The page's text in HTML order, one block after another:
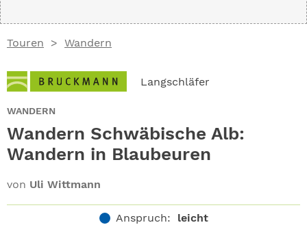
Touren Wandern
Langschläfer
WANDERN
Wandern Schwäbische Alb:
Wandern in Blaubeuren
von Uli Wittmann
Anspruch: leicht
ABO
GEWINNEN
NEWSLETTER